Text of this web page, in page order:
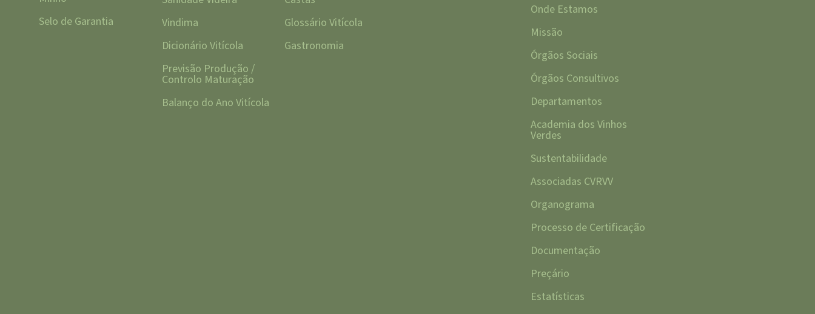
Selo de Garantia
Vindima
Dicionário Vitícola
Previsão Produção /
Controlo Maturação
Balanço do Ano Vitícola
Glossário Vitícola
Gastronomia
Onde Estamos
Missão
Órgãos Sociais
Órgãos Consultivos
Departamentos
Academia dos Vinhos
Verdes
Sustentabilidade
Associadas CVRVV
Organograma
Processo de Certificação
Documentação
Preçário
Estatísticas